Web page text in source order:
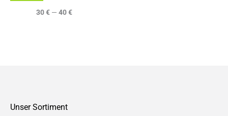
ia
30 € —40 €
Unser Sortiment